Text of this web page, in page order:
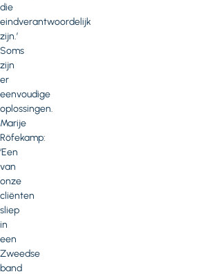
die
eindverantwoordelijk
zijn.’
Soms
zijn
er
eenvoudige
oplossingen.
Marije
Röfekamp:
‘Een
van
onze
cliënten
sliep
in
een
Zweedse
band